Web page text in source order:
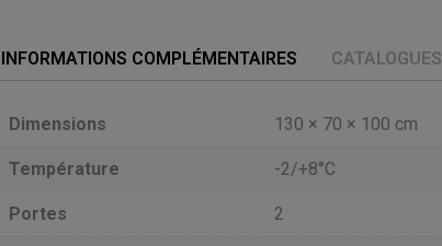
INFORMATIONS COMPLÉMENTAIRES CATALOGUES
Dimensions 130 × 70 × 100 cm
Température -2/+8°C
Portes 2